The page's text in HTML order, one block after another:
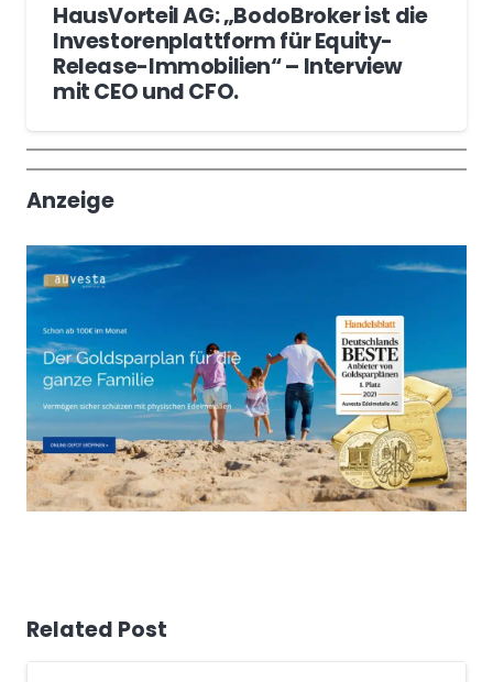
HausVorteil AG: „BodoBroker ist die
Investorenplattform für Equity-
Release-Immobilien“ – Interview
mit CEO und CFO.
Wochenrückblick
Trendthemen
Anzeige
Related Post